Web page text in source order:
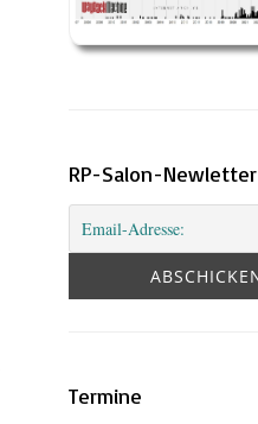
RP-Salon-Newletter
Termine